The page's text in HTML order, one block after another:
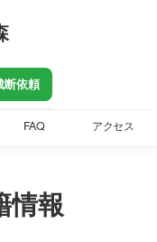
断依頼
FAQ アクセス
情報